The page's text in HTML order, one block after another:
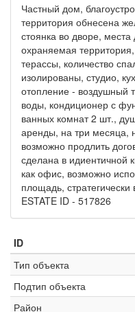
Частный дом,
территория обнесена
стоянка во дворе,
охраняемая
терассы, количество
изолированы, студио,
отопление - воздушный
воды, кондиционер с
ванных комнат 2 шт.,
аренды, на три месяца,
возможно продлить
сделана в идиентичной
как офис, возможно
площадь,
ESTATE ID - 517826
ID
Тип объекта
Подтип объекта
Район